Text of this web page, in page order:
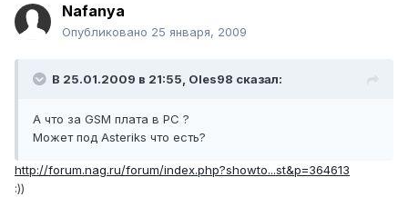
Nafanya
Опубликовано 25 января, 2009
В 25.01.2009 в 21:55, Oles98 сказал:
А что за GSM плата в PC ?
Может под Asteriks что есть?
http://forum.nag.ru/forum/index.php?showto...st&p=364613
:))